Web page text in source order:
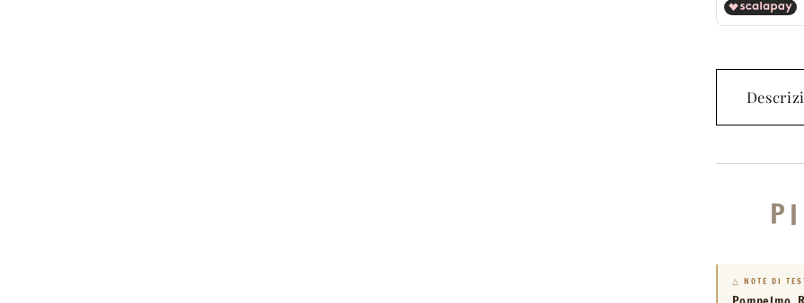
100
ml
△ NOTE DI